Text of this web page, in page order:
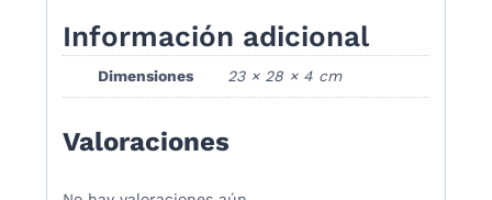
Información adicional
Dimensiones 23 × 28 × 4 cm
Valoraciones